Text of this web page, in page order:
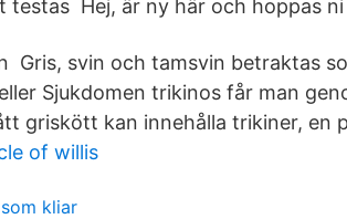
testas Hej, är ny här och hoppas ni
Gris, svin och tamsvin betraktas
Sjukdomen trikinos får man
griskött kan innehålla trikiner, en
of willis
kliar